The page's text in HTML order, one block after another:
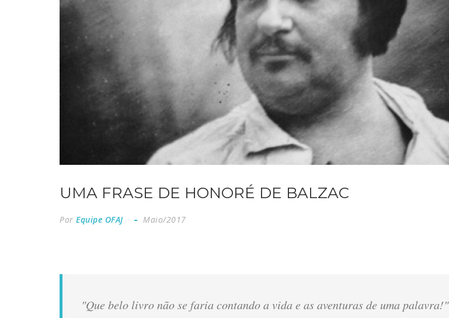
UMA FRASE DE HONORÉ DE BALZAC
Por Equipe OFAJ Maio/2017
"Que belo livro não se faria contando a vida e as aventuras de uma palavra!"